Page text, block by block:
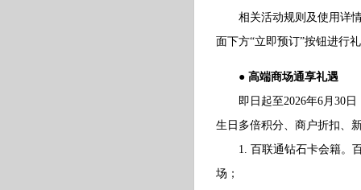
相关活动规则及使用详情
面下方“立即预订”按钮进行
● 高端商场通享礼遇
即日起至2026年6月30日
生日多倍积分、商户折扣、
1. 百联通钻石卡会籍。百
场；